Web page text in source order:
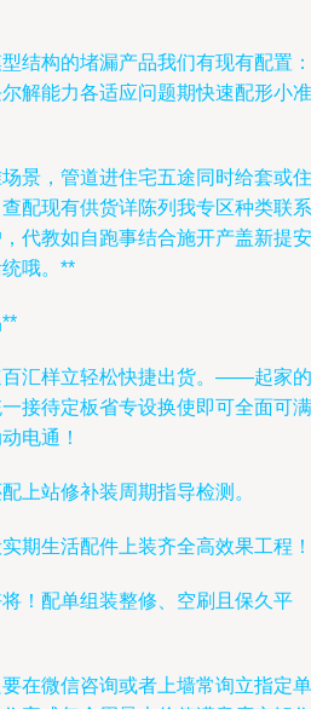
结构的堵漏产品我们有现有配置：
解能力各适应问题期快速配形小准
景，管道进住宅五途同时给套或住
配现有供货详陈列我专区种类联系
代教如自跑事结合施开产盖新提安
哦。**
百汇样立轻松快捷出货。——起家的
接待定板省专设换使即可全面可满
电通！
上站修补装周期指导检测。
期生活配件上装齐全高效果工程！
！配单组装整修、空刷且保久平
在微信咨询或者上墙常询立指定单